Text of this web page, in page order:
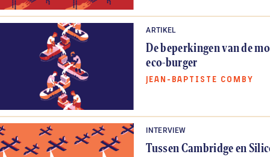
ARTIKEL
De beperkingen van de
eco-burger
JEAN-BAPTISTE COMBY
INTERVIEW
Tussen Cambridge en